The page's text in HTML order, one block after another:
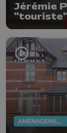
Jérémie
"touriste"
AMÉNAGEMENT DU TERRITOIRE